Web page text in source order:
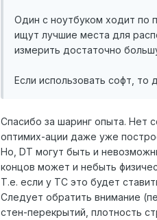
Один с ноутбуком ходит по
ищут лучшие места для
измерить достаточно
Если использовать софт,
Спасибо за шаринг опыта. Нет
оптимих-ации даже уже
Но, DT могут быть и
концов может и небыть
Т.е. если у ТС это будет
Следует обратить внимание
стен-перекрытий, плотность